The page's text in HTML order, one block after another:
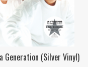
Generation (Silver Vinyl)